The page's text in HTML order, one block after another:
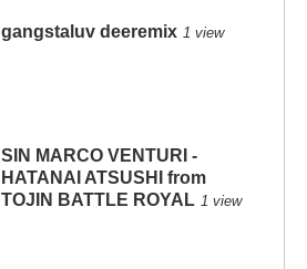
gangstaluv deeremix 1 view
SIN MARCO VENTURI -
HATANAI ATSUSHI from
TOJIN BATTLE ROYAL 1 view